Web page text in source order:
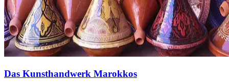
Das Kunsthandwerk Marokkos